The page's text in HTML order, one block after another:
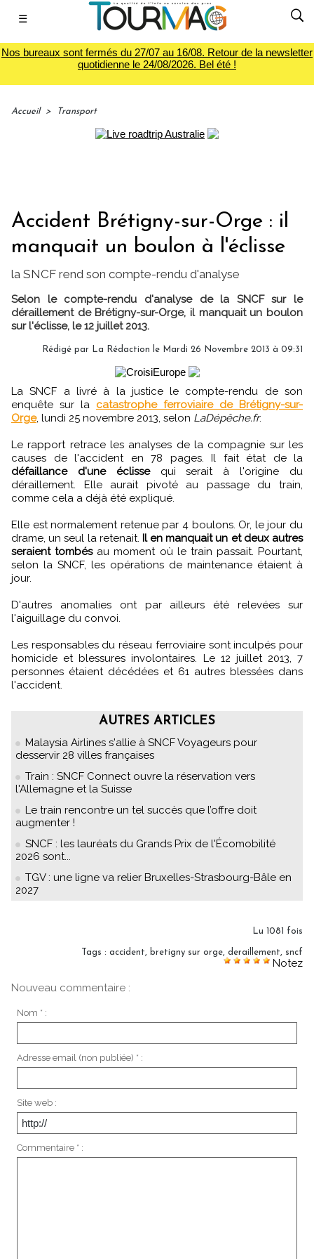
☰
Nos bureaux sont fermés du 27/07 au 16/08. Retour de la newsletter
quotidienne le 24/08/2026. Bel été !
Accueil > Transport
Accident Brétigny-sur-Orge : il
manquait un boulon à l'éclisse
la SNCF rend son compte-rendu d'analyse
Selon le compte-rendu d'analyse de la SNCF sur le
déraillement de Brétigny-sur-Orge, il manquait un boulon
sur l'éclisse, le 12 juillet 2013.
Rédigé par La Rédaction le Mardi 26 Novembre 2013 à 09:31
La SNCF a livré à la justice le compte-rendu de son
enquête sur la catastrophe ferroviaire de Brétigny-sur-
Orge, lundi 25 novembre 2013, selon LaDépêche.fr.
Le rapport retrace les analyses de la compagnie sur les
causes de l'accident en 78 pages. Il fait état de la
défaillance d'une éclissequi serait à l'origine du
déraillement. Elle aurait pivoté au passage du train,
comme cela a déjà été expliqué.
Elle est normalement retenue par 4 boulons. Or, le jour du
drame, un seul la retenait. Il en manquait un et deux autres
seraient tombésau moment où le train passait. Pourtant,
selon la SNCF, les opérations de maintenance étaient à
jour.
D'autres anomalies ont par ailleurs été relevées sur
l'aiguillage du convoi.
Les responsables du réseau ferroviaire sont inculpés pour
homicide et blessures involontaires. Le 12 juillet 2013, 7
personnes étaient décédées et 61 autres blessées dans
l'accident.
AUTRES ARTICLES
Malaysia Airlines s'allie à SNCF Voyageurs pour
desservir 28 villes françaises
Train : SNCF Connect ouvre la réservation vers
l'Allemagne et la Suisse
Le train rencontre un tel succès que l’offre doit
augmenter !
SNCF : les lauréats du Grands Prix de l'Écomobilité
2026 sont...
TGV : une ligne va relier Bruxelles-Strasbourg-Bâle en
2027
Lu 1081 fois
Tags : accident, bretigny sur orge, deraillement, sncf
Notez
Nouveau commentaire :
Nom * :
Adresse email (non publiée) * :
Site web :
Commentaire * :